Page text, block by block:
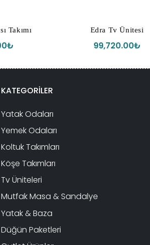
Takımı
₺
Edra Tv Ünitesi
99,720.00₺
KATEGORİLER
Yatak Odaları
Yemek Odaları
Koltuk Takımları
Köşe Takımları
Tv Üniteleri
Mutfak Masa & Sandalye
Yatak & Baza
Düğün Paketleri